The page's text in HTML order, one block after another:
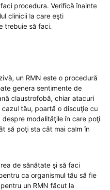
procedura. Verifică înainte
clinicii la care eşti
trebuie să faci.
un RMN este o procedură
genera sentimente de
claustrofobă, chiar atacuri
tău, poartă o discuţie cu
modalităţile în care poţi
să poţi sta cât mai calm în
de sănătate şi să faci
ca organismul tău să fie
un RMN făcut la